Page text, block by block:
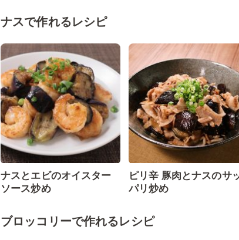
ナスで作れるレシピ
ナスとエビのオイスター
ソース炒め
ピリ辛 豚肉とナスのサ
パリ炒め
ブロッコリーで作れるレシピ